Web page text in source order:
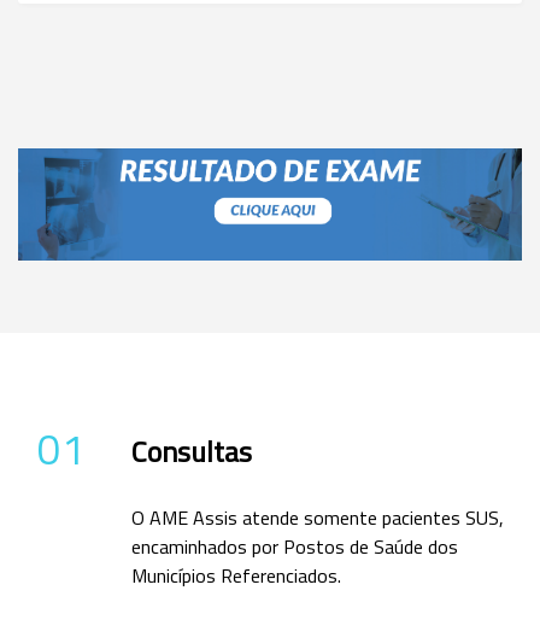
01 Consultas
O AME Assis atende somente pacientes SUS,
encaminhados por Postos de Saúde dos
Municípios Referenciados.